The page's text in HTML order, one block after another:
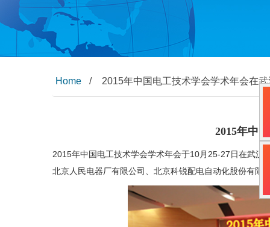
Home / 2015年中国电工技术学会学术年会在
2015年中
2015年中国电工技术学会学术年会于10月25-27日在武汉
北京人民电器厂有限公司、北京科锐配电自动化股份有限